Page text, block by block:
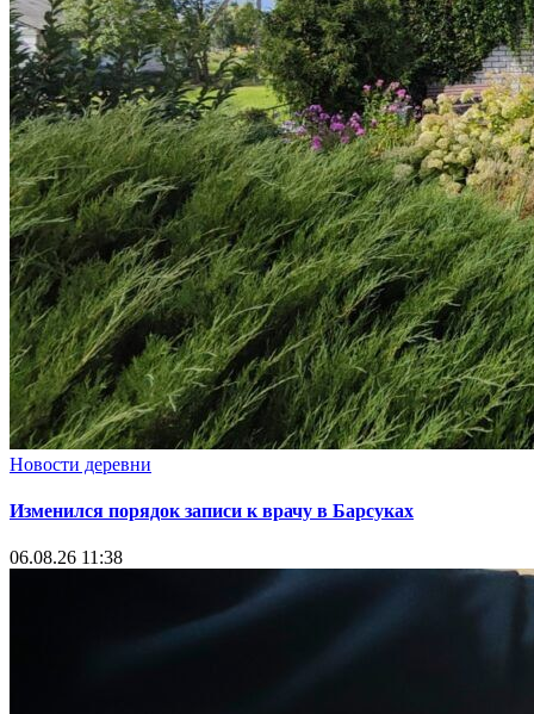
Новости деревни
Изменился порядок записи к врачу в Барсуках
06.08.26 11:38